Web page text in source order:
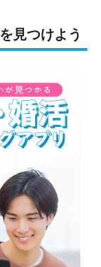
見つけよう